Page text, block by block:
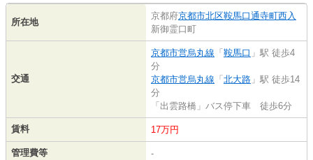
所在地
京都府京都市北区鞍馬口通寺町西入
新御霊口町
交通
京都市営烏丸線 「 鞍馬口 」駅 徒歩4
分
京都市営烏丸線 「 北大路 」駅 徒歩14
分
「出雲路橋」バス停下車 徒歩6分
賃料 17万円
管理費等 -